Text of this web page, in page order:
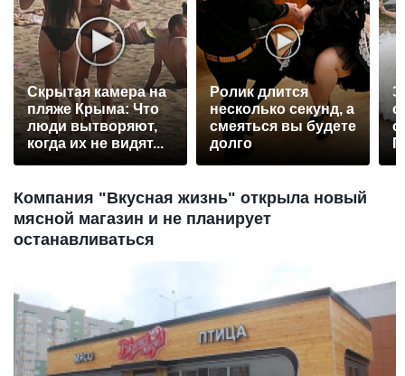
Скрытая камера на
пляже Крыма: Что
люди вытворяют,
когда их не видят...
Ролик длится
несколько секунд, а
смеяться вы будете
долго
Компания "Вкусная жизнь" открыла новый
мясной магазин и не планирует
останавливаться